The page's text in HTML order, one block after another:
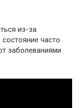
из-за
часто
заболеваниями